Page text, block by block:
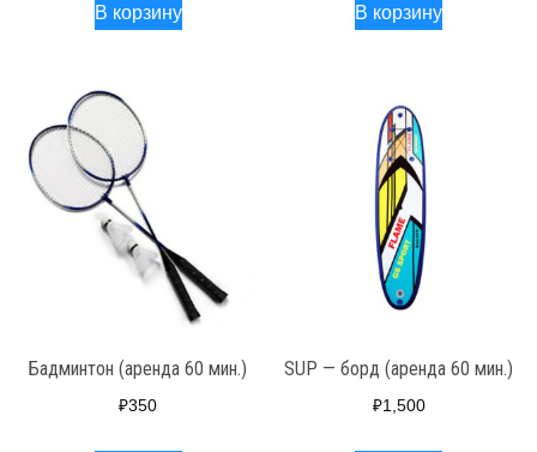
В корзину В корзину
Бадминтон (аренда 60 мин.)
₽350
SUP — борд (аренда 60 мин.)
₽1,500